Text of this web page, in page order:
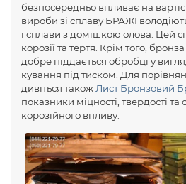
безпосередньо впливає на
вироби зі сплаву БРАЖІ
і сплави з домішкою олова. Цей
корозії та тертя. Крім того,
добре піддається обробці у
кування під тиском. Для
дивіться також Лист Бронзовий
показники міцності, твердості та
корозійного впливу.